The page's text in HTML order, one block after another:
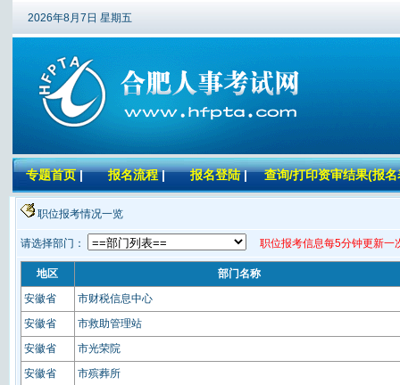
2026年8月7日 星期五
专题首页 | 报名流程| 报名登陆 | 查询/打印资审结果(报名
职位报考情况一览
请选择部门： 职位报考信息每5分钟更新一
地区
部门名称
安徽省
市财税信息中心
安徽省
市救助管理站
安徽省
市光荣院
安徽省
市殡葬所